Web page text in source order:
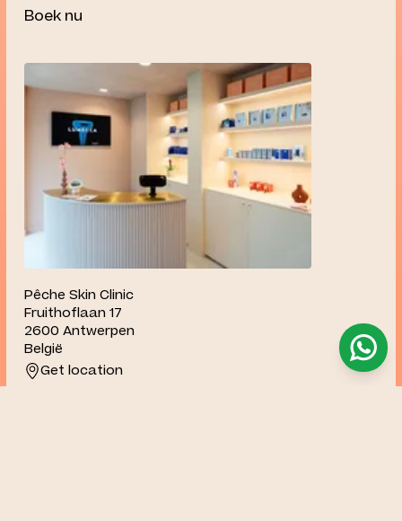
Boek nu
Pêche Skin Clinic
Fruithoflaan 17
2600 Antwerpen
België
Get location